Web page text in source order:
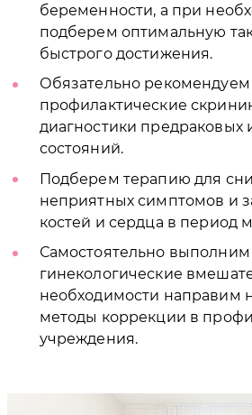
беременности, а при
подберем оптимальную
быстрого достижения.
Обязательно рекомендуем
профилактические
диагностики предраковых
состояний.
Подберем терапию для
неприятных симптомов и
костей и сердца в период
Самостоятельно
гинекологические
необходимости направим
методы коррекции в
учреждения.